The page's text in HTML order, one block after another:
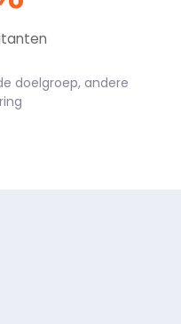
doelgroep, andere